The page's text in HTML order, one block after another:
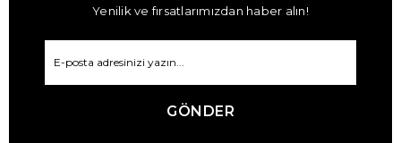
Yenilik ve fırsatlarımızdan haber alın!
GÖNDER